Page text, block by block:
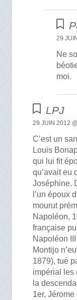
29
Ne
moi.
LPJ
29 JUIN 2012
C’est un
Louis
qui lui fit
qu’avait eu
Joséphine.
l’un époux
mourut
Napoléon,
française
Napoléon
Montijo
1879), tué
impérial les
la
1er,